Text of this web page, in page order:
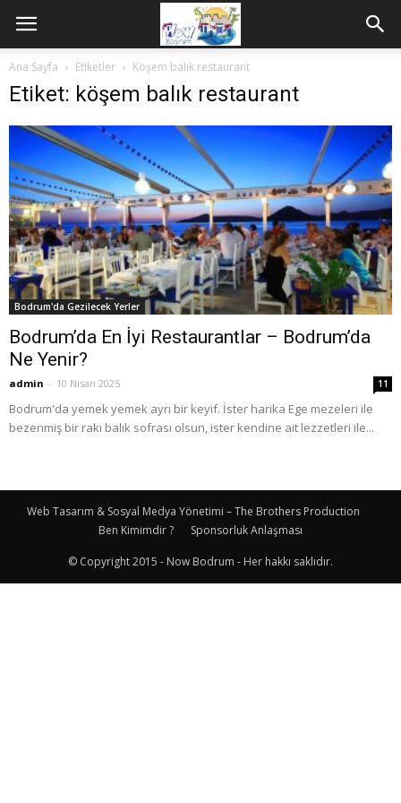
Ana Sayfa Etiketler Köşem balık restaurant
Etiket: köşem balık restaurant
Bodrum'da Gezilecek Yerler
Bodrum’da En İyi Restaurantlar – Bodrum’da
Ne Yenir?
admin - 10 Nisan 2025 11
Bodrum'da yemek yemek ayrı bir keyif. İster harika Ege mezeleri ile
bezenmiş bir rakı balık sofrası olsun, ister kendine ait lezzetleri ile...
Web Tasarım & Sosyal Medya Yönetimi – The Brothers Production
Ben Kimimdir ?
Sponsorluk Anlaşması
© Copyright 2015 - Now Bodrum - Her hakkı saklıdır.